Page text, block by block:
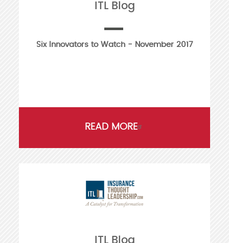
ITL Blog
Six Innovators to Watch - November 2017
READ MORE
ITL Blog